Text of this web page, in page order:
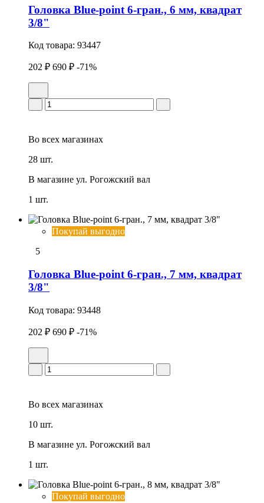
Головка Blue-point 6-гран., 6 мм, квадрат
3/8"
Код товара: 93447
202 ₽ 690 ₽ -71%
Во всех магазинах
28 шт.
В магазине ул. Рогожский вал
1 шт.
Покупай выгодно
5
Головка Blue-point 6-гран., 7 мм, квадрат
3/8"
Код товара: 93448
202 ₽ 690 ₽ -71%
Во всех магазинах
10 шт.
В магазине ул. Рогожский вал
1 шт.
Покупай выгодно